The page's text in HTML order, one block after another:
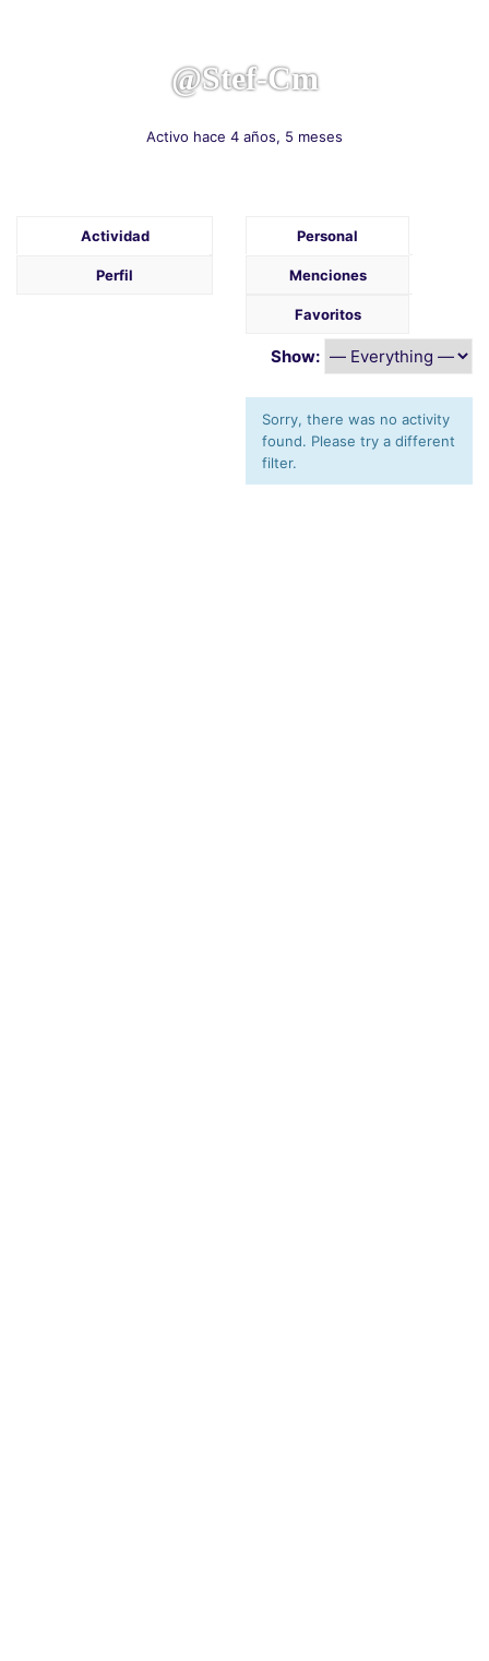
@stef-Cm
Activo hace 4 años, 5 meses
Actividad
Perfil
Personal
Menciones
Favoritos
Show:
Sorry, there was no activity
found. Please try a different
filter.